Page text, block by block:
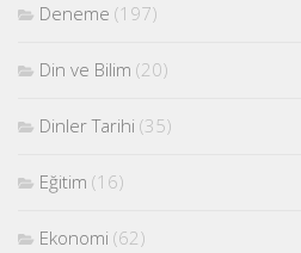
Deneme (197)
Din ve Bilim (20)
Dinler Tarihi (35)
Eğitim (16)
Ekonomi (62)